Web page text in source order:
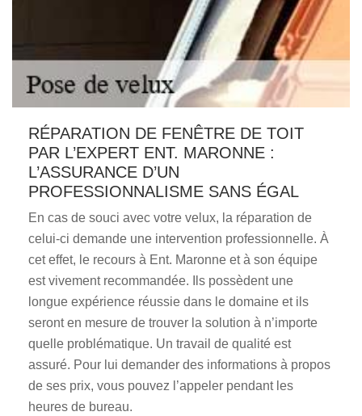
RÉPARATION DE FENÊTRE DE TOIT
PAR L’EXPERT ENT. MARONNE :
L’ASSURANCE D’UN
PROFESSIONNALISME SANS ÉGAL
En cas de souci avec votre velux, la réparation de
celui-ci demande une intervention professionnelle. À
cet effet, le recours à Ent. Maronne et à son équipe
est vivement recommandée. Ils possèdent une
longue expérience réussie dans le domaine et ils
seront en mesure de trouver la solution à n’importe
quelle problématique. Un travail de qualité est
assuré. Pour lui demander des informations à propos
de ses prix, vous pouvez l’appeler pendant les
heures de bureau.